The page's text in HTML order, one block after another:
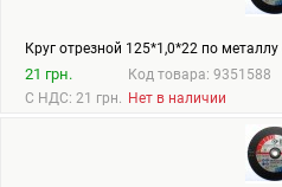
Круг отрезной 125*1,0*22 по
21 грн.
С НДС: 21 грн.
Код товара: 9351588
Нет в наличии